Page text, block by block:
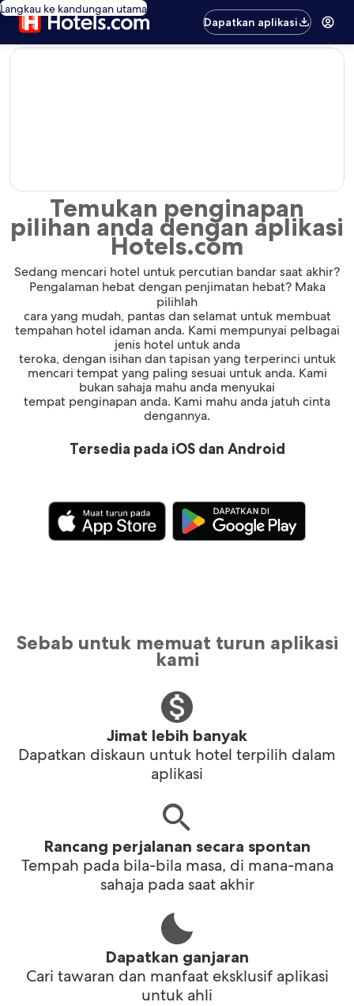
Langkau ke kandungan utama
Dapatkan aplikasi
editorial
Temukan penginapan
pilihan anda dengan aplikasi
Hotels.com
Sedang mencari hotel untuk percutian bandar saat akhir?
Pengalaman hebat dengan penjimatan hebat? Maka
pilihlah
cara yang mudah, pantas dan selamat untuk membuat
tempahan hotel idaman anda. Kami mempunyai pelbagai
jenis hotel untuk anda
teroka, dengan isihan dan tapisan yang terperinci untuk
mencari tempat yang paling sesuai untuk anda. Kami
bukan sahaja mahu anda menyukai
tempat penginapan anda. Kami mahu anda jatuh cinta
dengannya.
Tersedia pada iOS dan Android
Sebab untuk memuat turun aplikasi
kami
Jimat lebih banyak
Dapatkan diskaun untuk hotel terpilih dalam
aplikasi
Rancang perjalanan secara spontan
Tempah pada bila-bila masa, di mana-mana
sahaja pada saat akhir
Dapatkan ganjaran
Cari tawaran dan manfaat eksklusif aplikasi
untuk ahli